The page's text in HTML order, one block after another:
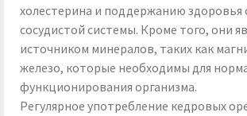
холестерина и поддержанию здоровья
сосудистой системы. Кроме того, они
источником минералов, таких как
железо, которые необходимы для
функционирования организма.
Регулярное употребление кедровых